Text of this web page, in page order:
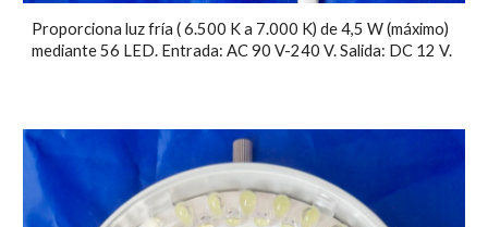
Proporciona luz fría ( 6.500 K a 7.000 K) de 4,5 W (máximo)
mediante 56 LED. Entrada: AC 90 V-240 V. Salida: DC 12 V.